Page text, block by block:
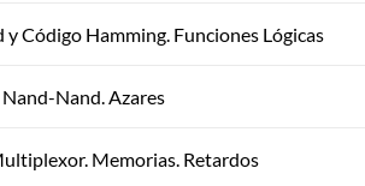
y Código Hamming. Funciones Lógicas
Nand. Azares
Memorias. Retardos